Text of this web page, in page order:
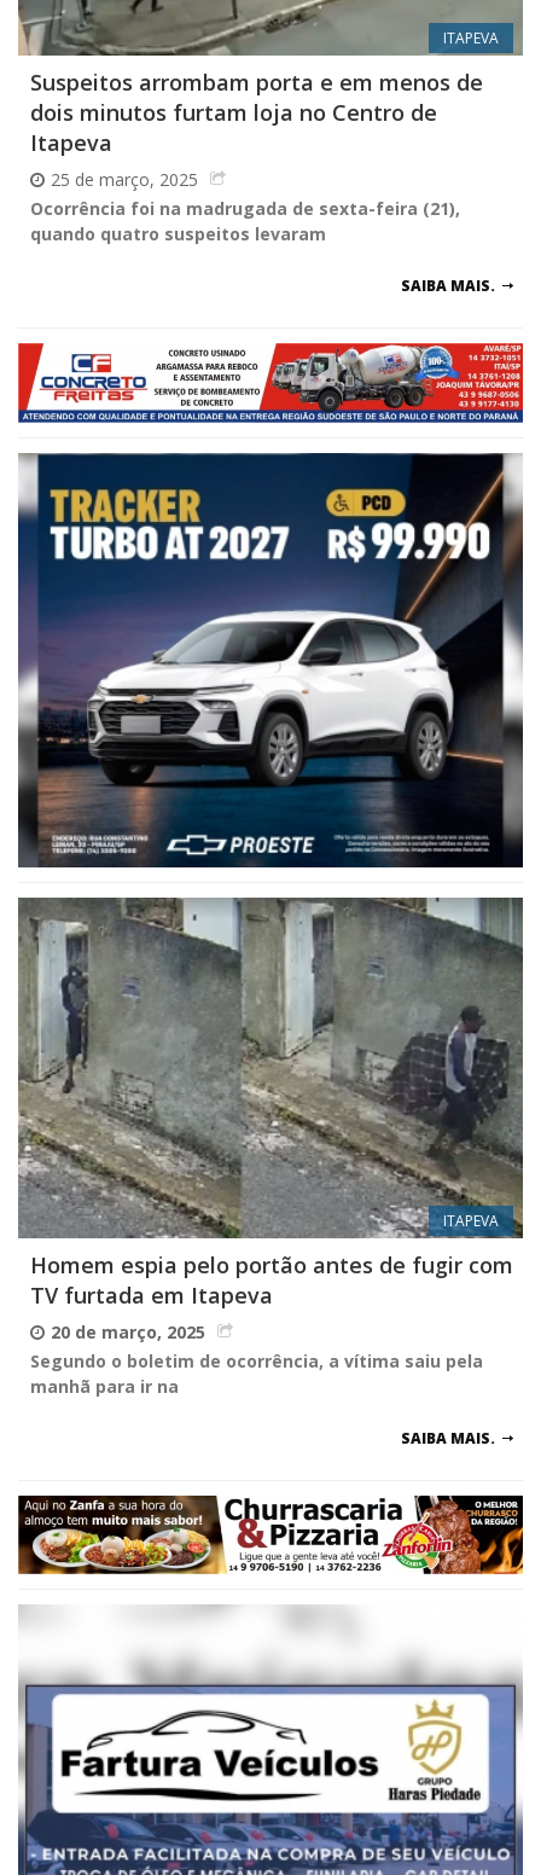
ITAPEVA
Suspeitos arrombam porta e em menos de
dois minutos furtam loja no Centro de
Itapeva
25 de março, 2025
Ocorrência foi na madrugada de sexta-feira (21),
quando quatro suspeitos levaram
SAIBA MAIS.
ITAPEVA
Homem espia pelo portão antes de fugir com
TV furtada em Itapeva
20 de março, 2025
Segundo o boletim de ocorrência, a vítima saiu pela
manhã para ir na
SAIBA MAIS.